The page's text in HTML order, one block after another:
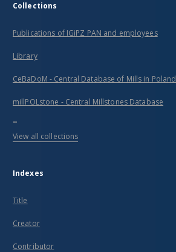
Collections
Publications of IGiPZ PAN and employees
Library
CeBaDoM - Central Database of Mills in Poland
millPOLstone - Central Millstones Database
...
View all collections
Indexes
Title
Creator
Contributor